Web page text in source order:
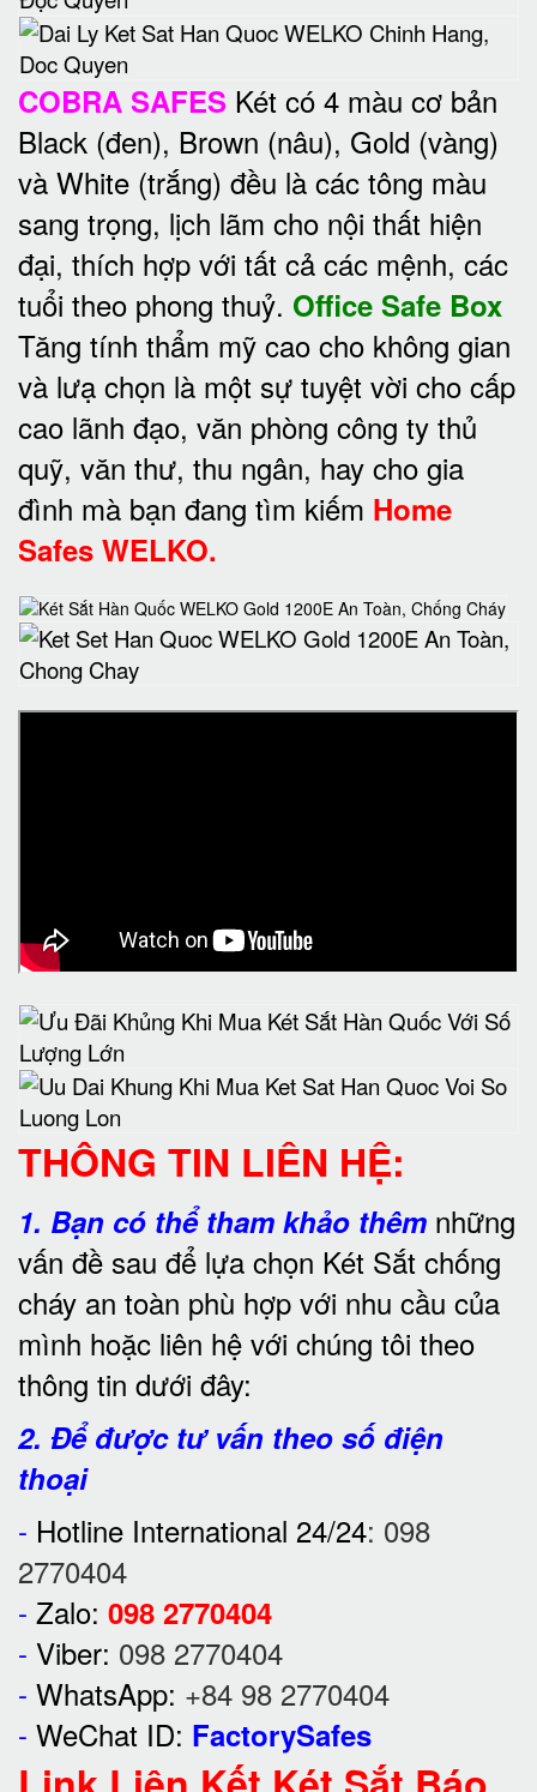
COBRA SAFES Két có 4 màu cơ bản
Black (đen), Brown (nâu), Gold (vàng)
và White (trắng) đều là các tông màu
sang trọng, lịch lãm cho nội thất hiện
đại, thích hợp với tất cả các mệnh, các
tuổi theo phong thuỷ. Office Safe Box
Tăng tính thẩm mỹ cao cho không gian
và lưạ chọn là một sự tuyệt vời cho cấp
cao lãnh đạo, văn phòng công ty thủ
quỹ, văn thư, thu ngân, hay cho gia
đình mà bạn đang tìm kiếm Home
Safes WELKO.
THÔNG TIN LIÊN HỆ:
1. Bạn có thể tham khảo thêm những
vấn đề sau để lựa chọn Két Sắt chống
cháy an toàn phù hợp với nhu cầu của
mình hoặc liên hệ với chúng tôi theo
thông tin dưới đây:
2. Để được tư vấn theo số điện
thoại
- Hotline International 24/24: 098
2770404
- Zalo: 098 2770404
- Viber: 098 2770404
- WhatsApp: +84 98 2770404
- WeChat ID: FactorySafes